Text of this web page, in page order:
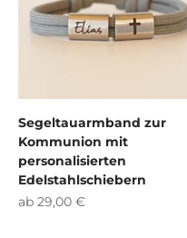
Segeltauarmband zur
Kommunion mit
personalisierten
Edelstahlschiebern
Angebot
ab 29,00 €